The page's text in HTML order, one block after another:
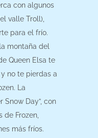
con algunos
valle Troll),
para el frío.
montaña del
Queen Elsa te
no te pierdas a
La
Snow Day”, con
de Frozen,
más fríos.